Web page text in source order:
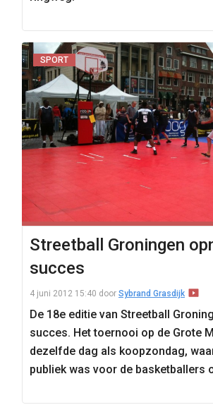
SPORT
Streetball Groningen
succes
4 juni 2012 15:40 door Sybrand Grasdijk
De 18e editie van Streetball
succes. Het toernooi op de Grote
dezelfde dag als koopzondag,
publiek was voor de basketballers